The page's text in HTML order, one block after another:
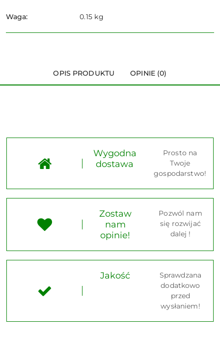
Waga: 0.15 kg
OPIS PRODUKTU OPINIE (0)
Wygodna
dostawa
Prosto na
Twoje
gospodarstwo!
Zostaw
nam
opinie!
Pozwól nam
się rozwijać
dalej !
Jakość
Sprawdzana
dodatkowo
przed
wysłaniem!